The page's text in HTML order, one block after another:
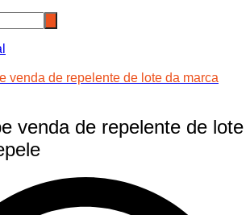
venda de repelente de lote da marca
venda de repelente de lote